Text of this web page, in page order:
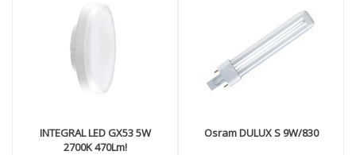
INTEGRALLED GX53 5W
2700K 470Lm!
OsramDULUX S 9W/830